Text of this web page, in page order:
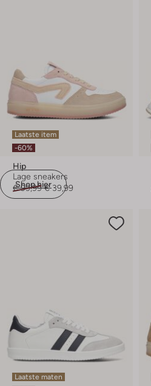
Shop hier
Laatste item
-60%
Hip
Lage sneakers
€ 99,99 € 39,99
Laatste maten